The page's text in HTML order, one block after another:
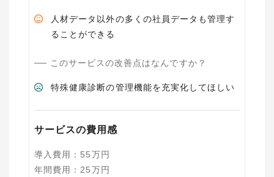
人材データ以外の多くの社員データも管理す
ることができる
このサービスの改善点はなんですか？
特殊健康診断の管理機能を充実化してほしい
サービスの費用感
導入費用 ： 55万円
年間費用 ： 25万円